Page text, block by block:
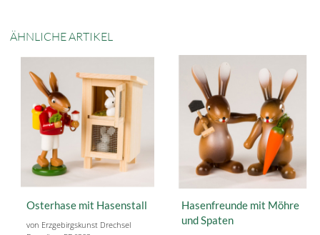
ÄHNLICHE ARTIKEL
Osterhase mit Hasenstall
von Erzgebirgskunst Drechsel
Hasenfreunde mit Möhre
und Spaten